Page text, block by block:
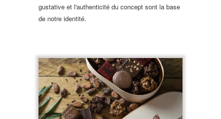
gustative et l'authenticité du concept sont la base
de notre identité.